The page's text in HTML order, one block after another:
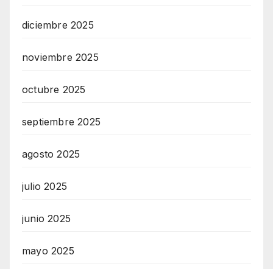
diciembre 2025
noviembre 2025
octubre 2025
septiembre 2025
agosto 2025
julio 2025
junio 2025
mayo 2025